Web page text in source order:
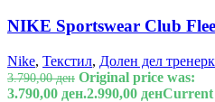
NIKE Sportswear Club
Nike, Текстил, Долен дел
3.790,00ден Original price was:
3.790,00 ден.2.990,00 денCurrent